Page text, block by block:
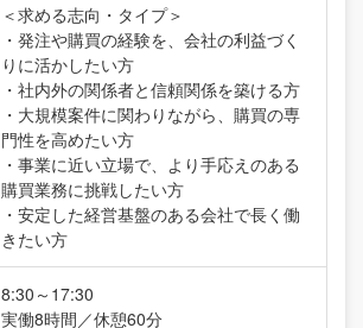
＜求める志向・タイプ＞
・発注や購買の経験を、会社の利益づく
りに活かしたい方
・社内外の関係者と信頼関係を築ける方
・大規模案件に関わりながら、購買の専
門性を高めたい方
・事業に近い立場で、より手応えのある
購買業務に挑戦したい方
・安定した経営基盤のある会社で長く働
きたい方
8:30～17:30
実働8時間／休憩60分